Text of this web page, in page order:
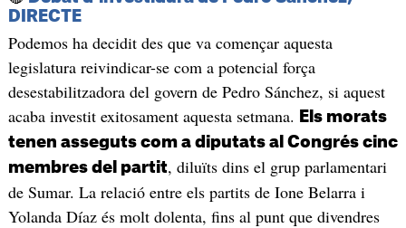
DIRECTE
Podemos ha decidit des que va començar aquesta
legislatura reivindicar-se com a potencial força
desestabilitzadora del govern de Pedro Sánchez, si aquest
acaba investit exitosament aquesta setmana.
Els morats
tenen asseguts com a diputats al Congrés cinc
membres del partit, diluïts dins el grup parlamentari
de Sumar. La relació entre els partits de Ione Belarra i
Yolanda Díaz és molt dolenta, fins al punt que divendres